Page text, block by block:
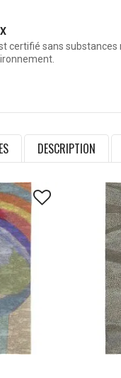
certifié sans substances
DESCRIPTION